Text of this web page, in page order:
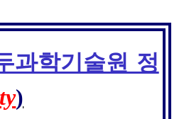
과학기술원 정
)